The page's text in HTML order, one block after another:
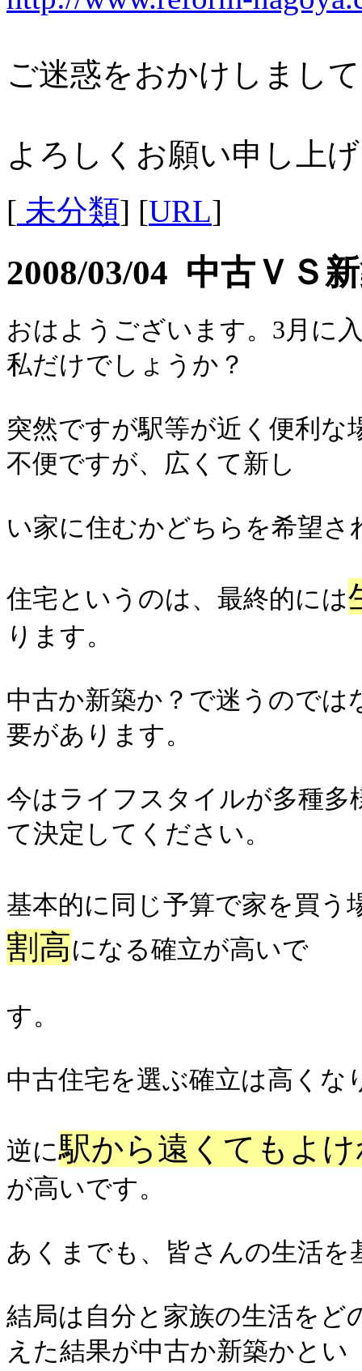
ご迷惑をおかけしまし
よろしくお願い申し上
[ 未分類] [URL]
2008/03/04 中古ＶＳ
おはようございます。3月に
私だけでしょうか？
突然ですが駅等が近く便利な
不便ですが、広くて新し
い家に住むかどちらを希望さ
住宅というのは、最終的には
ります。
中古か新築か？で迷うので
要があります。
今はライフスタイルが多種
て決定してください。
基本的に同じ予算で家を買う
割高になる確立が高いで
す。
中古住宅を選ぶ確立は高くな
逆に駅から遠くてもよ
が高いです。
あくまでも、皆さんの生活
結局は自分と家族の生活を
えた結果が中古か新築かとい